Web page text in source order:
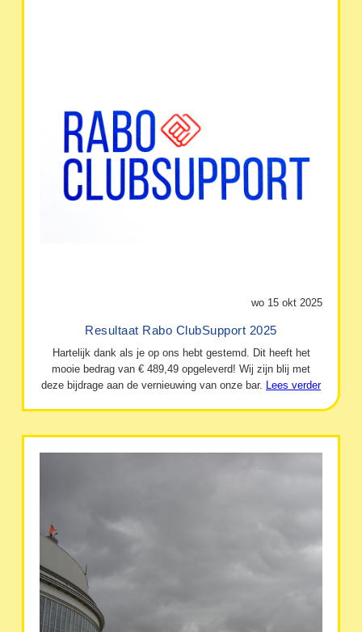
wo 15 okt 2025
Resultaat Rabo ClubSupport 2025
Hartelijk dank als je op ons hebt gestemd. Dit heeft het
mooie bedrag van € 489,49 opgeleverd! Wij zijn blij met
deze bijdrage aan de vernieuwing van onze bar. Lees verder